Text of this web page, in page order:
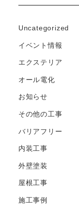
Uncategorized
イベント情報
エクステリア
オール電化
お知らせ
その他の工事
バリアフリー
内装工事
外壁塗装
屋根工事
施工事例